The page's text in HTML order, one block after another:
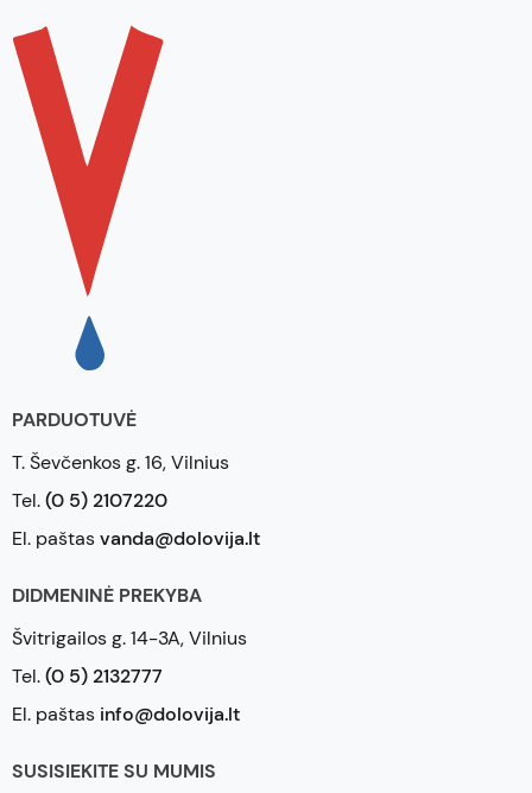
PARDUOTUVĖ
T. Ševčenkos g. 16, Vilnius
Tel.(0 5) 2107220
El. paštasvanda@dolovija.lt
DIDMENINĖ PREKYBA
Švitrigailos g. 14-3A, Vilnius
Tel.(0 5) 2132777
El. paštas info@dolovija.lt
SUSISIEKITE SU MUMIS